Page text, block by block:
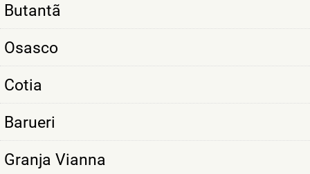
Butantã
Osasco
Cotia
Barueri
Granja Vianna